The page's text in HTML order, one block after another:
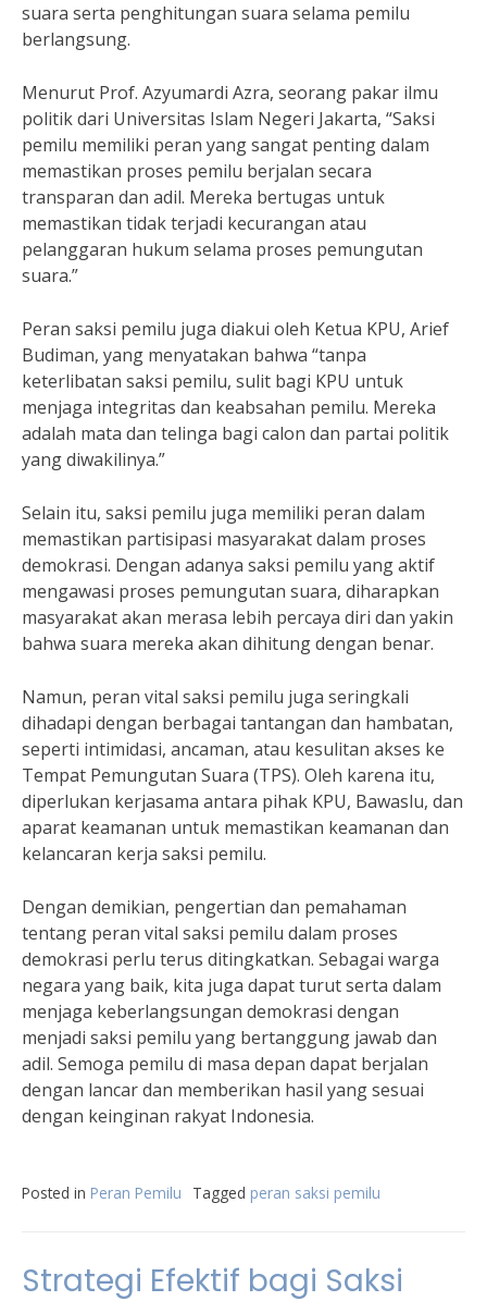
suara serta penghitungan suara selama pemilu
berlangsung.
Menurut Prof. Azyumardi Azra, seorang pakar ilmu
politik dari Universitas Islam Negeri Jakarta, “Saksi
pemilu memiliki peran yang sangat penting dalam
memastikan proses pemilu berjalan secara
transparan dan adil. Mereka bertugas untuk
memastikan tidak terjadi kecurangan atau
pelanggaran hukum selama proses pemungutan
suara.”
Peran saksi pemilu juga diakui oleh Ketua KPU, Arief
Budiman, yang menyatakan bahwa “tanpa
keterlibatan saksi pemilu, sulit bagi KPU untuk
menjaga integritas dan keabsahan pemilu. Mereka
adalah mata dan telinga bagi calon dan partai politik
yang diwakilinya.”
Selain itu, saksi pemilu juga memiliki peran dalam
memastikan partisipasi masyarakat dalam proses
demokrasi. Dengan adanya saksi pemilu yang aktif
mengawasi proses pemungutan suara, diharapkan
masyarakat akan merasa lebih percaya diri dan yakin
bahwa suara mereka akan dihitung dengan benar.
Namun, peran vital saksi pemilu juga seringkali
dihadapi dengan berbagai tantangan dan hambatan,
seperti intimidasi, ancaman, atau kesulitan akses ke
Tempat Pemungutan Suara (TPS). Oleh karena itu,
diperlukan kerjasama antara pihak KPU, Bawaslu, dan
aparat keamanan untuk memastikan keamanan dan
kelancaran kerja saksi pemilu.
Dengan demikian, pengertian dan pemahaman
tentang peran vital saksi pemilu dalam proses
demokrasi perlu terus ditingkatkan. Sebagai warga
negara yang baik, kita juga dapat turut serta dalam
menjaga keberlangsungan demokrasi dengan
menjadi saksi pemilu yang bertanggung jawab dan
adil. Semoga pemilu di masa depan dapat berjalan
dengan lancar dan memberikan hasil yang sesuai
dengan keinginan rakyat Indonesia.
Posted in Peran Pemilu Tagged peran saksi pemilu
Strategi Efektif bagi Saksi